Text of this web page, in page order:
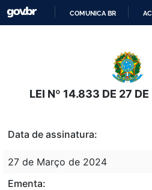
O
COMUNICA BR
LEI Nº 14.833 DE 27
Data de assinatura:
27 de Março de 2024
Ementa: